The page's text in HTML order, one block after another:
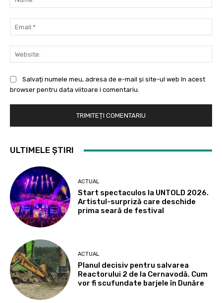
Salvați numele meu, adresa de e-mail și site-ul web în acest
browser pentru data viitoare i comentariu.
ULTIMELE ȘTIRI
ACTUAL
Start spectaculos la UNTOLD 2026.
Artistul-surpriză care deschide
prima seară de festival
ACTUAL
Planul decisiv pentru salvarea
Reactorului 2 de la Cernavodă. Cum
vor fi scufundate barjele în Dunăre